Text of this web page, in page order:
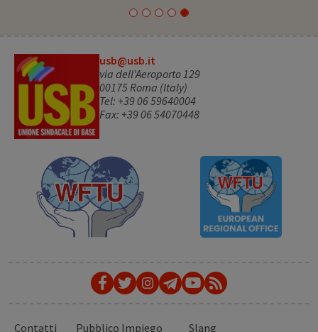
usb@usb.it
via dell'Aeroporto 129
00175 Roma (Italy)
Tel: +39 06 59640004
Fax: +39 06 54070448
Contatti Pubblico Impiego Slang